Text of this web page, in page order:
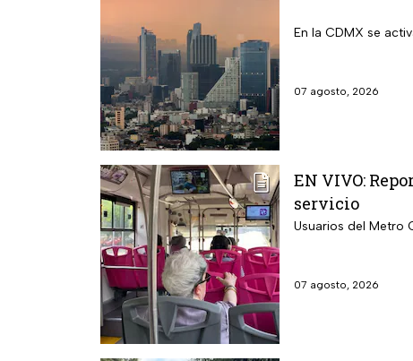
En la CDMX se
07 agosto, 2026
EN VIVO:
servicio
Usuarios del Metro
07 agosto, 2026